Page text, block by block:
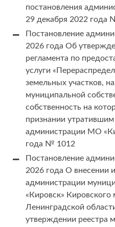
постановления
29 декабря 2022 года
Постановление
2026 года Об
регламента по
услуги
земельных участков,
муниципальной
собственность на
признании
администрации МО
года № 1012
Постановление
2026 года О внесении
администрации
«Кировск»
Ленинградской
утверждении реестра